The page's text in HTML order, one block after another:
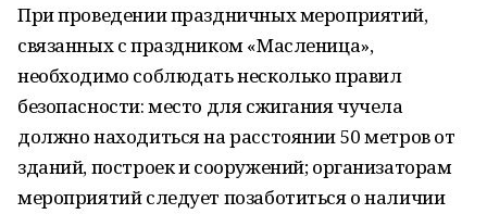
При проведении праздничных мероприятий,
связанных с праздником «Масленица»,
необходимо соблюдать несколько правил
безопасности: место для сжигания чучела
должно находиться на расстоянии 50 метров от
зданий, построек и сооружений; организаторам
мероприятий следует позаботиться о наличии